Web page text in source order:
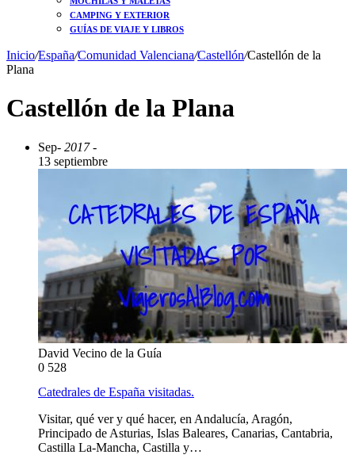
CAMPING Y EXTERIOR
GUÍAS DE VIAJE Y LIBROS
Inicio/España/Comunidad Valenciana/Castellón/Castellón de la
Plana
Castellón de la Plana
Sep- 2017 -
13 septiembre
David Vecino de la Guía
0 528
Catedrales de España visitadas.
Visitar, qué ver y qué hacer, en Andalucía, Aragón,
Principado de Asturias, Islas Baleares, Canarias, Cantabria,
Castilla La-Mancha, Castilla y…